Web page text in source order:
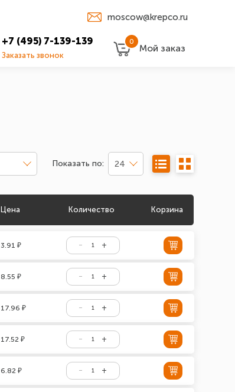
moscow@krepco.ru
+7 (495) 7-139-139
Заказать звонок
0
Мой заказ
Показать по: 24
Цена Количество Корзина
3.91 ₽
8.55 ₽
17.96 ₽
17.52 ₽
6.82 ₽